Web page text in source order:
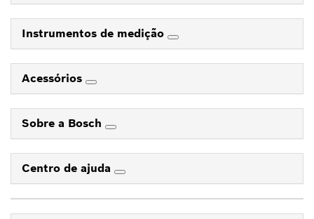
Instrumentos de medição
Acessórios
Sobre a Bosch
Centro de ajuda